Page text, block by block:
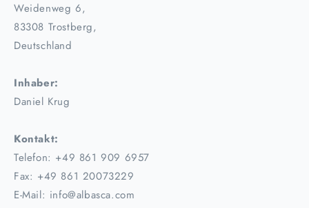
Weidenweg 6,
83308 Trostberg,
Deutschland
Inhaber:
Daniel Krug
Kontakt:
Telefon: +49 861 909 6957
Fax: +49 861 20073229
E-Mail: info@albasca.com